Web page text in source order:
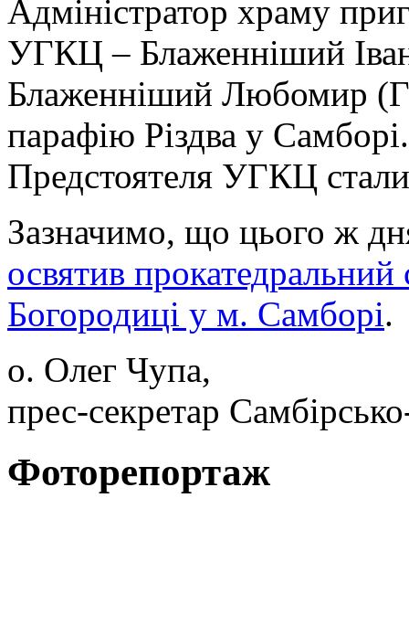
Адміністратор храму
УГКЦ – Блаженніший
Блаженніший Любомир
парафію Різдва у
Предстоятеля УГКЦ
Зазначимо, що цього ж
освятив
Богородиці у м. Самборі.
о. Олег Чупа,
прес-секретар
Фоторепортаж